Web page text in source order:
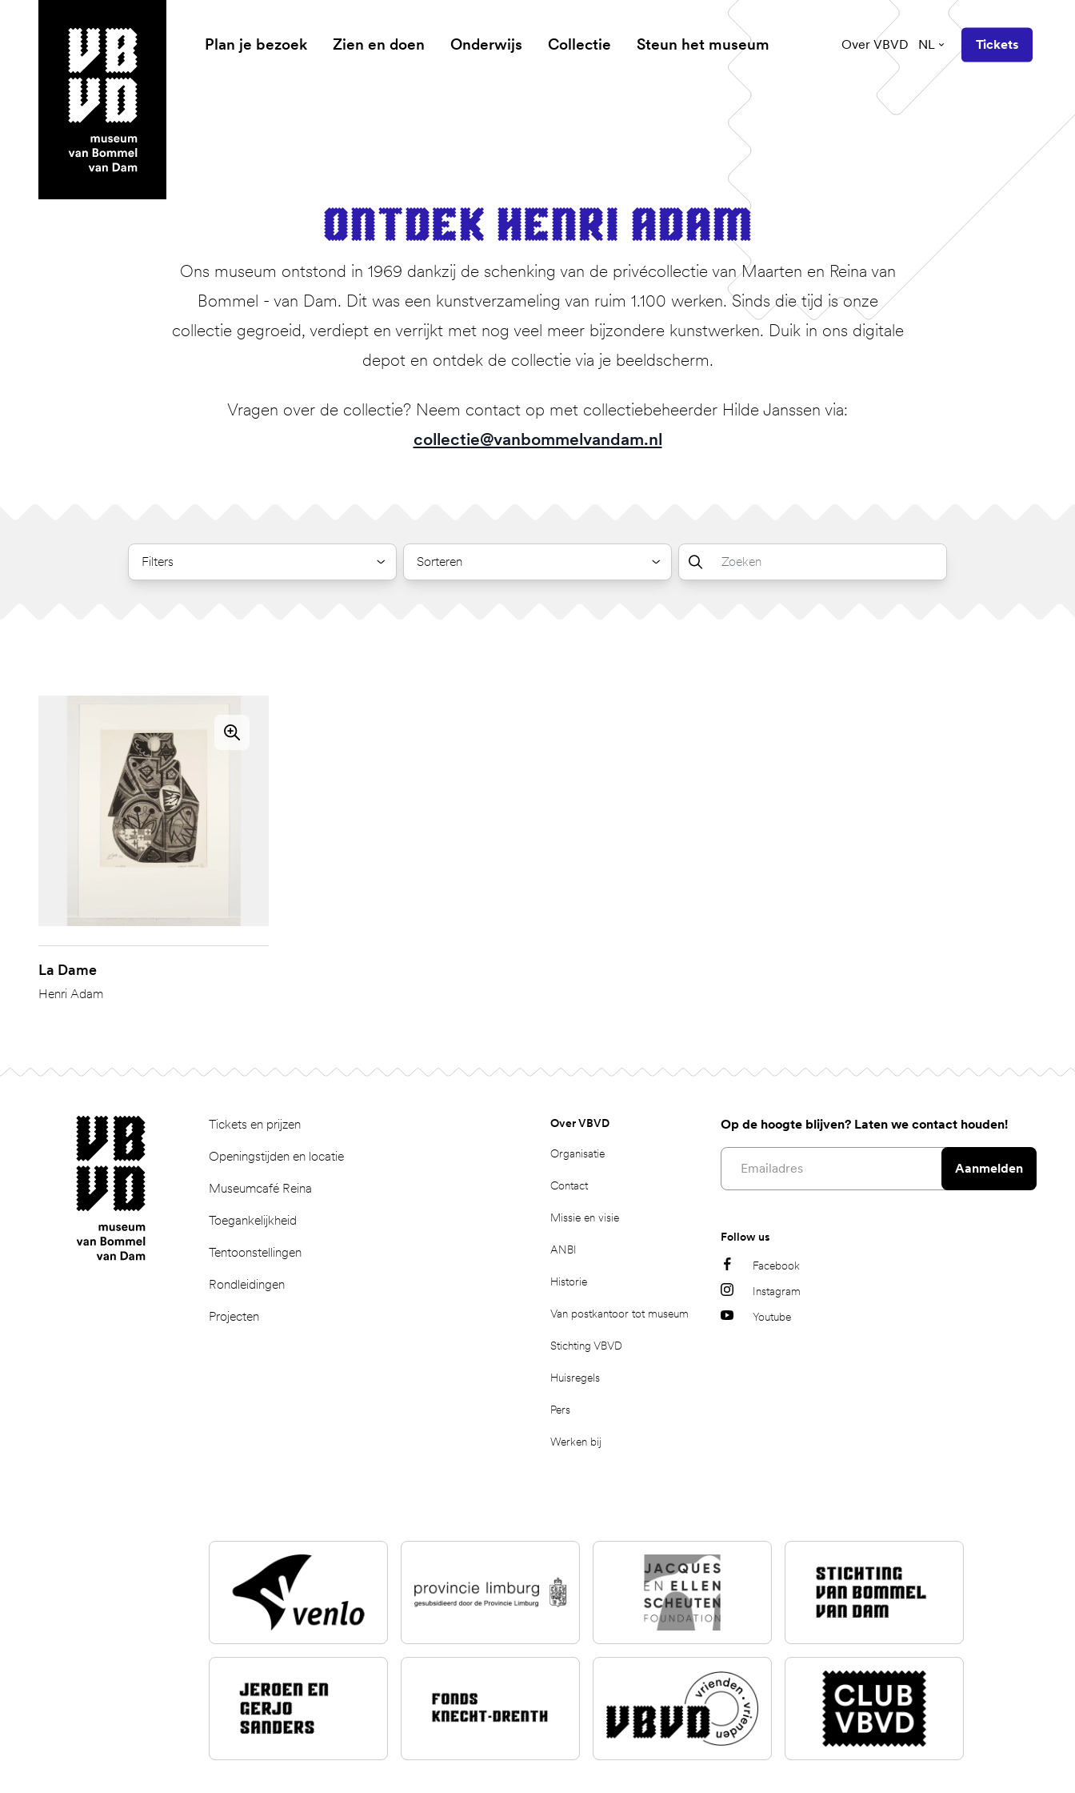
museum van Bommel van Dam
Plan je bezoek Zien en doen Onderwijs Collectie Steun het museum Over VBVD NL Tickets
Ont­dek Hen­ri Adam
Ons museum ontstond in 1969 dankzij de schenking van de privécollectie van Maarten en Reina van
Bommel - van Dam. Dit was een kunstverzameling van ruim 1.100 werken. Sinds die tijd is onze
collectie gegroeid, verdiept en verrijkt met nog veel meer bijzondere kunstwerken. Duik in ons digitale
depot en ontdek de collectie via je beeldscherm.
Vragen over de collectie? Neem contact op met collectiebeheerder Hilde Janssen via:
collectie@vanbommelvandam.nl
Filters Sorteren
La Dame
Henri Adam
Tickets en prijzen
Openingstijden en locatie
Museumcafé Reina
Toegankelijkheid
Tentoonstellingen
Rondleidingen
Projecten
museum van Bommel van Dam Over VBVD
Organisatie
Contact
Missie en visie
ANBI
Historie
Van postkantoor tot museum
Stichting VBVD
Huisregels
Pers
Werken bij
Op de hoogte blijven? Laten we contact houden!
Email address
Aanmelden
Follow us
Facebook
Instagram
Youtube